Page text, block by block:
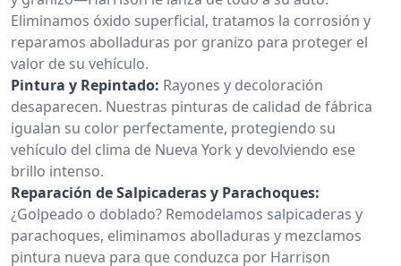
Eliminamos óxido superficial, tratamos la corrosión y
reparamos abolladuras por granizo para proteger el
valor de su vehículo.
Pintura y Repintado: Rayones y decoloración
desaparecen. Nuestras pinturas de calidad de fábrica
igualan su color perfectamente, protegiendo su
vehículo del clima de Nueva York y devolviendo ese
brillo intenso.
Reparación de Salpicaderas y Parachoques:
¿Golpeado o doblado? Remodelamos salpicaderas y
parachoques, eliminamos abolladuras y mezclamos
pintura nueva para que conduzca por Harrison